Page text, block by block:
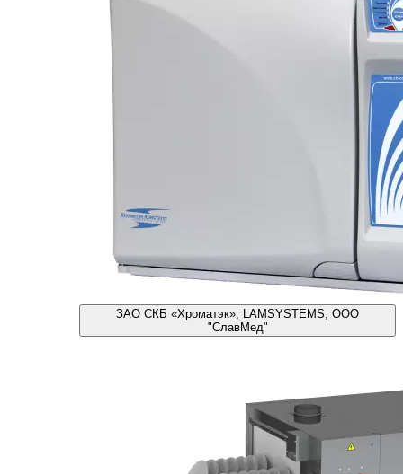
ЗАО СКБ «Хроматэк», LAMSYSTEMS, ООО
"СлавМед"